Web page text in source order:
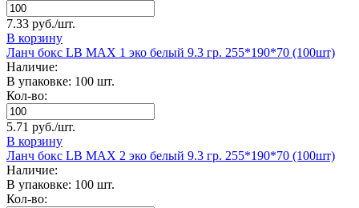
7.33 руб./шт.
В корзину
Ланч бокс LB MAX 1 эко белый 9.3 гр. 255*190*70 (100шт)
Наличие:
В упаковке: 100 шт.
Кол-во:
5.71 руб./шт.
В корзину
Ланч бокс LB MAX 2 эко белый 9.3 гр. 255*190*70 (100шт)
Наличие:
В упаковке: 100 шт.
Кол-во: